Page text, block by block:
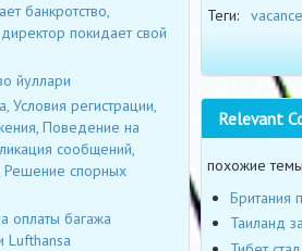
Теги:
Relevant
похожие темы
Британия
Таиланд
банкротство,
покидает свой
йуллари
Условия регистрации,
Поведение на
сообщений,
Решение спорных
оплаты багажа
Lufthansa